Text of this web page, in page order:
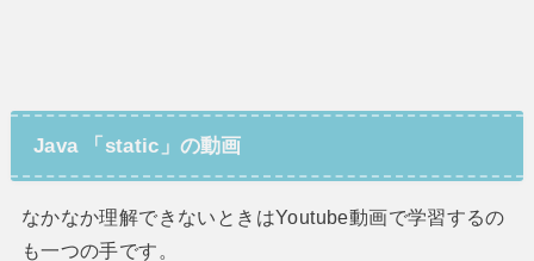
Java 「static」の動画
なかなか理解できないときはYoutube動画で学習するの
も一つの手です。